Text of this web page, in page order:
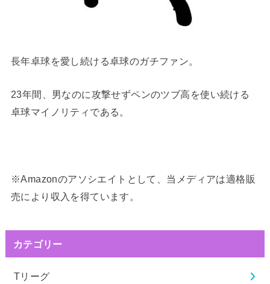
長年卓球を愛し続ける卓球のガチファン。
23年間、男なのに攻撃せずペンのツブ高を使い続ける
卓球マイノリティである。
※Amazonのアソシエイトとして、当メディアは適格販
売により収入を得ています。
カテゴリー
Tリーグ